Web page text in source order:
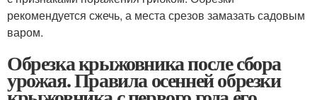
рекомендуется сжечь, а места срезов замазать садовым
варом.
Обрезка крыжовника после сбора
урожая. Правила осенней обрезки